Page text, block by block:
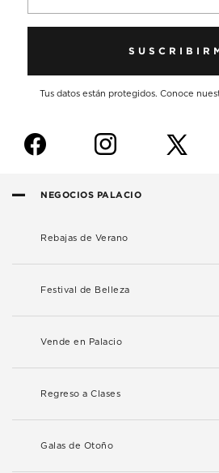
Tus datos están protegidos. Conoce
f i
NEGOCIOS PALACIO
Rebajas de Verano
Festival de Belleza
Vende en Palacio
Regreso a Clases
Galas de Otoño